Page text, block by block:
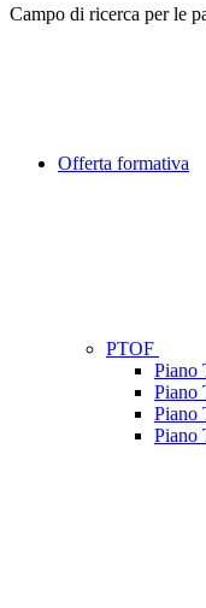
Campo di ricerca per le
Offerta formativa
PTOF
Piano
Piano
Piano
Piano